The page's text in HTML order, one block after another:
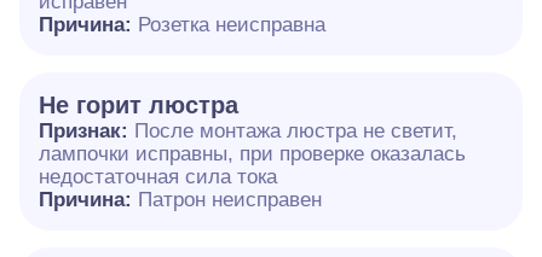
Причина: Розетка неисправна
Не горит люстра
Признак: После монтажа люстра не светит,
лампочки исправны, при проверке оказалась
недостаточная сила тока
Причина: Патрон неисправен